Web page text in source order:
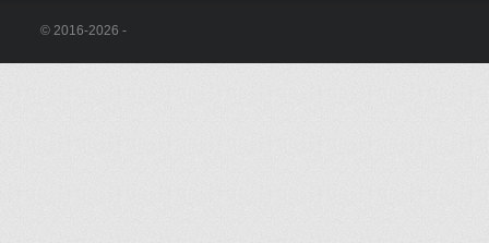
© 2016-2026 -